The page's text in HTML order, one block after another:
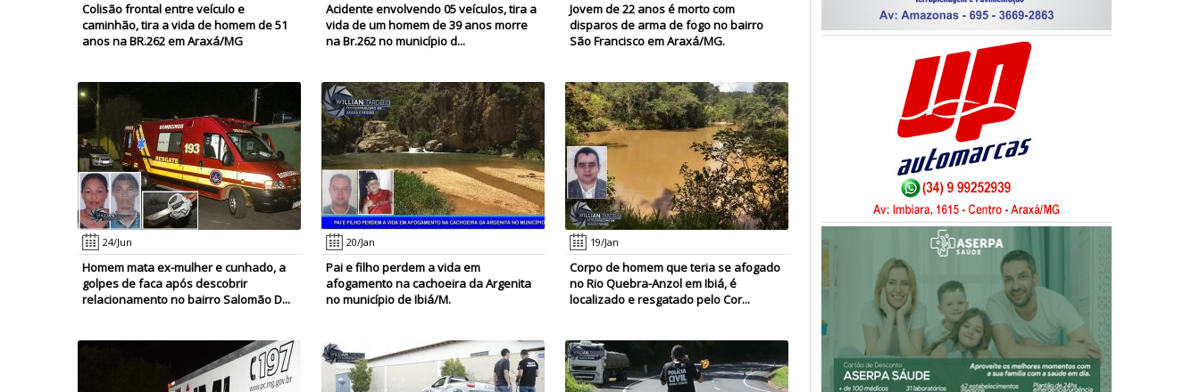
Colisão frontal entre veículo e
caminhão, tira a vida de homem de 51
anos na BR.262 em Araxá/MG
Acidente envolvendo 05 veículos, tira a
vida de um homem de 39 anos morre
na Br.262 no município d...
Jovem de 22 anos é morto com
disparos de arma de fogo no bairro
São Francisco em Araxá/MG.
24/Jun
Homem mata ex-mulher e cunhado, a
golpes de faca após descobrir
relacionamento no bairro Salomão D...
20/Jan
Pai e filho perdem a vida em
afogamento na cachoeira da Argenita
no município de Ibiá/M.
19/Jan
Corpo de homem que teria se afogado
no Rio Quebra-Anzol em Ibiá, é
localizado e resgatado pelo Cor...